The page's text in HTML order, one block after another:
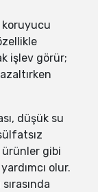
koruyucu
işlev görür;
düşük su
gibi
olur.